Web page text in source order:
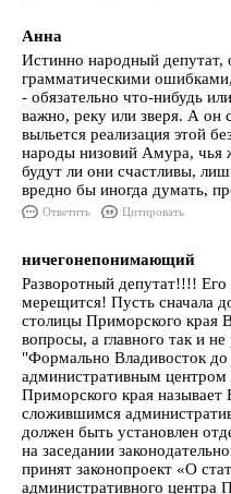
Анна
Истинно народный депутат,
грамматическими
- обязательно что-нибудь
важно, реку или зверя. А он
выльется реализация этой
народы низовий Амура, чья
будут ли они счастливы,
вредно бы иногда думать,
Ответить Цитировать
ничегонепонимающий
Разворотный депутат!!!! Его
мерещится! Пусть сначала
столицы Приморского края
вопросы, а главного так и
"Формально Владивосток до
административным центром
Приморского края называет
сложившимся
должен быть установлен
на заседании
принят законопроект «О
административного центра